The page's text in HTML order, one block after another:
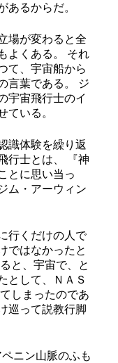
あるからだ。
場が変わると全
よくある。 それ
て、宇宙船から
言葉である。 ジ
宇宙飛行士のイ
ている。
識体験を繰り返
行士とは、 『神
とに思い当っ
ム・アーウィン
行くだけの人で
ではなかったと
と、宇宙で、と
として、ＮＡＳ
しまったのであ
巡って説教行脚
ニン山脈のふも